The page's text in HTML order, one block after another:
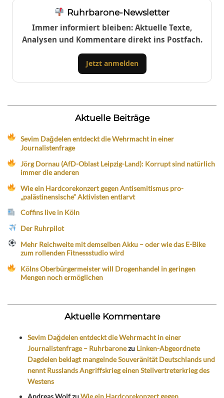
Ruhrbarone-Newsletter
Immer informiert bleiben: Aktuelle Texte,
Analysen und Kommentare direkt ins Postfach.
Jetzt anmelden
Aktuelle Beiträge
Sevim Dağdelen entdeckt die Wehrmacht in einer
Journalistenfrage
Jörg Dornau (AfD-Oblast Leipzig-Land): Korrupt sind natürlich
immer die anderen
Wie ein Hardcorekonzert gegen Antisemitismus pro-
„palästinensische“ Aktivisten entlarvt
Coffins live in Köln
Der Ruhrpilot
Mehr Reichweite mit demselben Akku – oder wie das E-Bike
zum rollenden Fitnessstudio wird
Kölns Oberbürgermeister will Drogenhandel in geringen
Mengen noch ermöglichen
Aktuelle Kommentare
Sevim Dağdelen entdeckt die Wehrmacht in einer
Journalistenfrage – Ruhrbaronezu Linken-Abgeordnete
Dagdelen beklagt mangelnde Souveränität Deutschlands und
nennt Russlands Angriffskrieg einen Stellvertreterkrieg des
Westens